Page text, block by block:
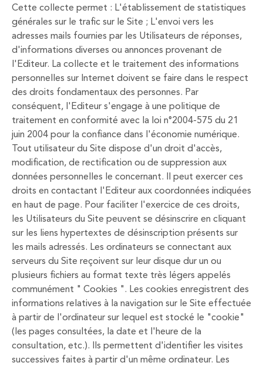
Cette collecte permet : L'établissement de statistiques
générales sur le trafic sur le Site ; L'envoi vers les
adresses mails fournies par les Utilisateurs de réponses,
d'informations diverses ou annonces provenant de
l'Editeur. La collecte et le traitement des informations
personnelles sur Internet doivent se faire dans le respect
des droits fondamentaux des personnes. Par
conséquent, l'Editeur s'engage à une politique de
traitement en conformité avec la loi n°2004-575 du 21
juin 2004 pour la confiance dans l'économie numérique.
Tout utilisateur du Site dispose d'un droit d'accès,
modification, de rectification ou de suppression aux
données personnelles le concernant. Il peut exercer ces
droits en contactant l'Editeur aux coordonnées indiquées
en haut de page. Pour faciliter l'exercice de ces droits,
les Utilisateurs du Site peuvent se désinscrire en cliquant
sur les liens hypertextes de désinscription présents sur
les mails adressés. Les ordinateurs se connectant aux
serveurs du Site reçoivent sur leur disque dur un ou
plusieurs fichiers au format texte très légers appelés
communément " Cookies ". Les cookies enregistrent des
informations relatives à la navigation sur le Site effectuée
à partir de l'ordinateur sur lequel est stocké le "cookie"
(les pages consultées, la date et l'heure de la
consultation, etc.). Ils permettent d'identifier les visites
successives faites à partir d'un même ordinateur. Les